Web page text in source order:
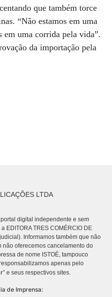
que também torce
“Não estamos em uma
em uma corrida pela vida”.
da importação pela
LTDA
digital independente e sem
EDITORA TRES COMÉRCIO DE
Informamos também que não
oferecemos cancelamento do
de nome ISTOÉ, tampouco
apenas pelo
” e seus respectivos sites.
de Imprensa: